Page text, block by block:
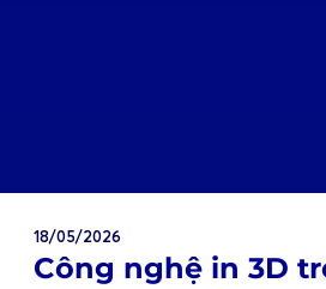
18/05/2026
Công nghệ in 3D